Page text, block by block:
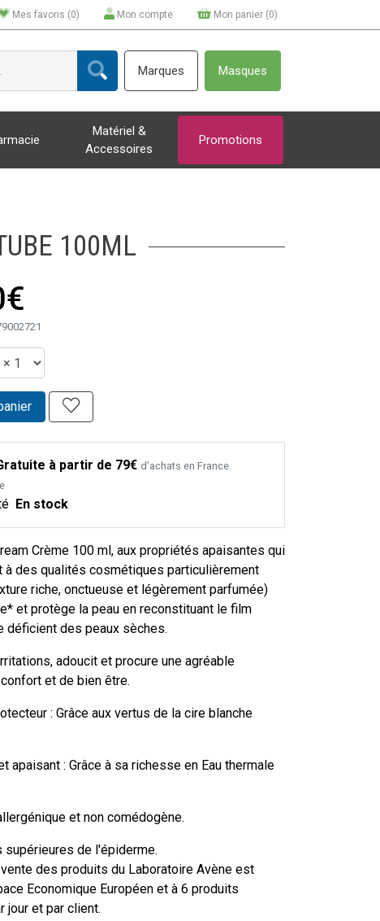
Mes favoris (0) Mon compte Mon panier (0)
Marques Masques
Matériel &
Accessoires
Promotions
100ML
à partir de 79€ d’achats en France
En stock
Crème 100 ml, aux propriétés apaisantes qui
à des qualités cosmétiques particulièrement
riche, onctueuse et légèrement parfumée)
et protège la peau en reconstituant le film
déficient des peaux sèches.
adoucit et procure une agréable
et de bien être.
: Grâce aux vertus de la cire blanche
apaisant : Grâce à sa richesse en Eau thermale
et non comédogène.
supérieures de l'épiderme.
des produits du Laboratoire Avène est
Economique Européen et à 6 produits
jour et par client.